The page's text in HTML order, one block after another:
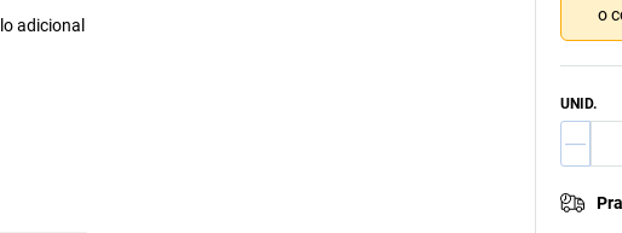
adicional
o
UNID.